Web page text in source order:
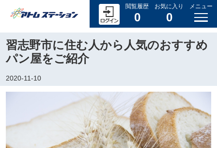
閲覧履歴
0
お気に入り
0
メニュー
習志野市に住む人から人気のおすすめ
パン屋をご紹介
2020-11-10